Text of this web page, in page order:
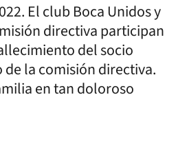
El club Boca Unidos y
directiva participan
del socio
la comisión directiva.
en tan doloroso